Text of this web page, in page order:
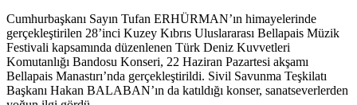
Cumhurbaşkanı Sayın Tufan ERHÜRMAN’ın himayelerinde
gerçekleştirilen 28’inci Kuzey Kıbrıs Uluslararası Bellapais Müzik
Festivali kapsamında düzenlenen Türk Deniz Kuvvetleri
Komutanlığı Bandosu Konseri, 22 Haziran Pazartesi akşamı
Bellapais Manastırı’nda gerçekleştirildi. Sivil Savunma Teşkilatı
Başkanı Hakan BALABAN’ın da katıldığı konser, sanatseverlerden